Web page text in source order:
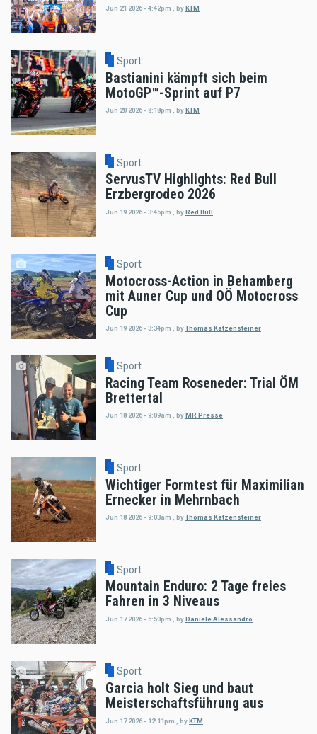
Jun 21 2026 - 4:42pm byKTM
Sport
Bastianini kämpft sich beim
MotoGP™-Sprint auf P7
Jun 20 2026 - 8:18pm byKTM
Sport
ServusTV Highlights: Red Bull
Erzbergrodeo 2026
Jun 19 2026 - 3:45pm byRed Bull
Sport
Motocross-Action in Behamberg
mit Auner Cup und OÖ Motocross
Cup
Jun 19 2026 - 3:34pm , byThomas Katzensteiner
Sport
Racing Team Roseneder: Trial ÖM
Brettertal
Jun 18 2026 - 9:09am , byMR Presse
Sport
Wichtiger Formtest für Maximilian
Ernecker in Mehrnbach
Jun 18 2026 - 9:03am byThomas Katzensteiner
Sport
Mountain Enduro: 2 Tage freies
Fahren in 3 Niveaus
Jun 17 2026 - 5:50pm byDaniele Alessandro
Sport
Garcia holt Sieg und baut
Meisterschaftsführung aus
Jun 17 2026 - 12:11pm byKTM